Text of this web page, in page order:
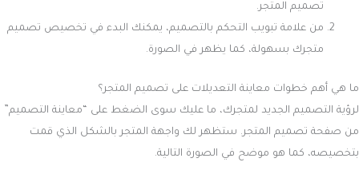
تصميم المتجر.
من علامة تبويب التحكم بالتصميم، يمكنك البدء في تخصيص تصميم
متجرك بسهولة، كما يظهر في الصورة.
ما هي أهم خطوات معاينة التعديلات على تصميم المتجر؟
لرؤية التصميم الجديد لمتجرك، ما عليك سوى الضغط على “معاينة التصميم”
من صفحة تصميم المتجر. ستظهر لك واجهة المتجر بالشكل الذي قمت
بتخصيصه، كما هو موضح في الصورة التالية.